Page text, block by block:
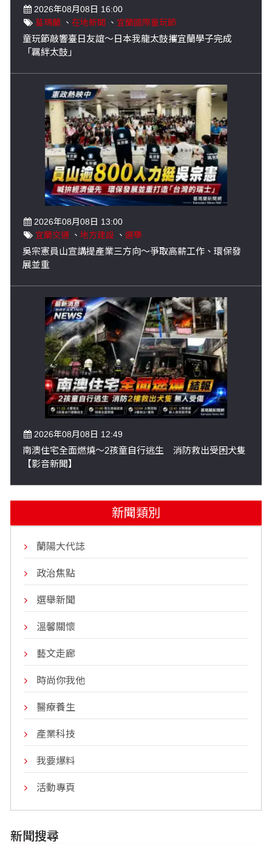
2026年08月08日 16:00
葛瑪蘭 、 在地新聞 、 宜蘭國際童玩節
童玩節敲響臺日友誼～日本我龍太鼓攜宜蘭學子完成
「羈絆太鼓」
2026年08月08日 13:00
宜蘭交通 、 地方建設 、 選舉
吳宗憲員山宣講提產業三方向～爭取高薪工作、環保發
展並重
2026年08月08日 12:49
南澳住宅全面燃燒～2孩童自行逃生 消防救出受困犬隻
【影音新聞】
新聞類別
蘭陽大代誌
政治焦點
選舉新聞
溫馨關懷
藝文走廊
時尚你我他
醫療養生
產業科技
我要爆料
活動專頁
新聞搜尋